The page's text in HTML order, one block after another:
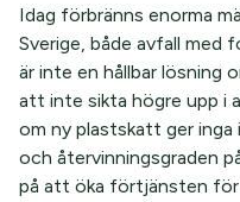
Idag förbränns enorma
Sverige, både avfall med
är inte en hållbar lösning
att inte sikta högre upp i
om ny plastskatt ger
och återvinningsgraden
på att öka förtjänsten